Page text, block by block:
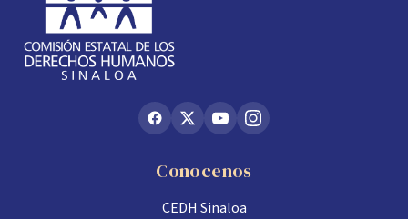
Conocenos
CEDH Sinaloa